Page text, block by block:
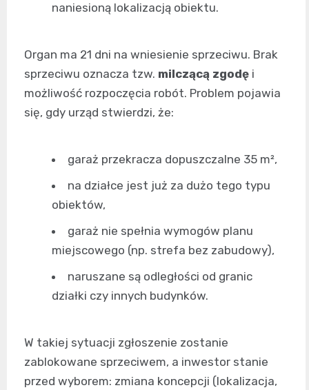
naniesioną lokalizacją obiektu.
Organ ma 21 dni na wniesienie sprzeciwu. Brak
sprzeciwu oznacza tzw. milczącą zgodę i
możliwość rozpoczęcia robót. Problem pojawia
się, gdy urząd stwierdzi, że:
garaż przekracza dopuszczalne 35 m²,
na działce jest już za dużo tego typu
obiektów,
garaż nie spełnia wymogów planu
miejscowego (np. strefa bez zabudowy),
naruszane są odległości od granic
działki czy innych budynków.
W takiej sytuacji zgłoszenie zostanie
zablokowane sprzeciwem, a inwestor stanie
przed wyborem: zmiana koncepcji (lokalizacja,